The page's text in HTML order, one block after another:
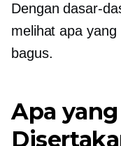
Dengan dasar-
melihat apa
bagus.
Apa